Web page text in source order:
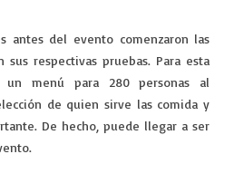
antes del evento comenzaron las
respectivas pruebas. Para esta
un menú para 280 personas al
de quien sirve las comida y
De hecho, puede llegar a ser